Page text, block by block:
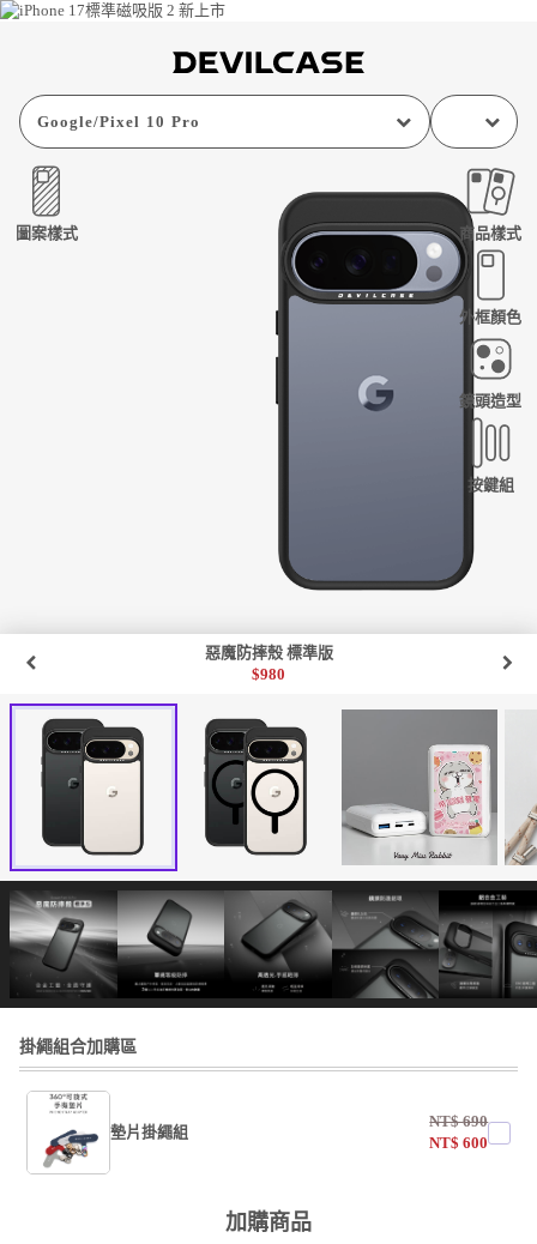
Google/Pixel 10 Pro
圖案樣式 商品樣式
外框顏色
鏡頭造型
按鍵組
惡魔防摔殼 標準版
$980
掛繩組合加購區
墊片掛繩組
NT$690
NT$600
加購商品